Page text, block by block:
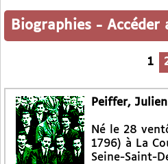
Biographies - Accéder
1
Peiffer, Julien
Né le 28
1796) à La
Seine-Saint-